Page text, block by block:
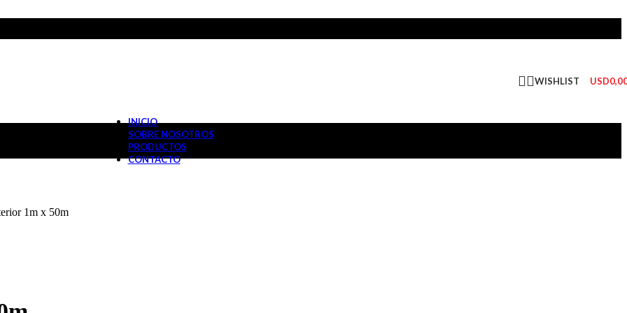
WISHLIST USD
INICIO
SOBRE NOSOTROS
PRODUCTOS
CONTACTO
1m x 50m